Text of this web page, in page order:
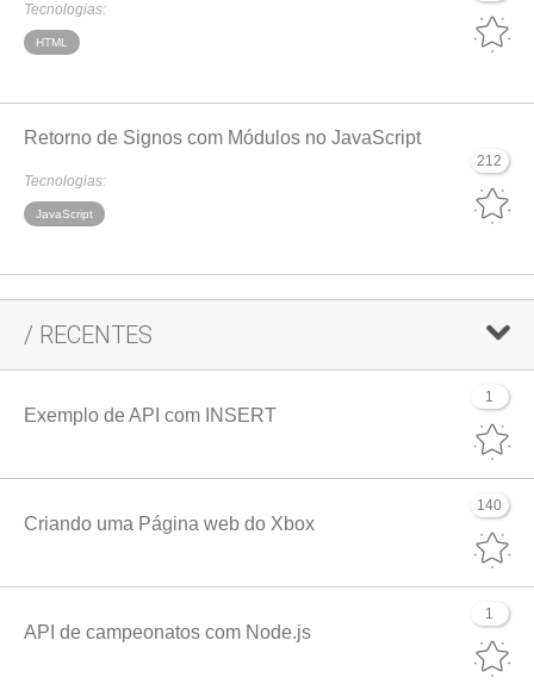
Tecnologias:
HTML
212
Retorno de Signos com Módulos no JavaScript
Tecnologias:
JavaScript
/ RECENTES
1
Exemplo de API com INSERT
140
Criando uma Página web do Xbox
1
API de campeonatos com Node.js